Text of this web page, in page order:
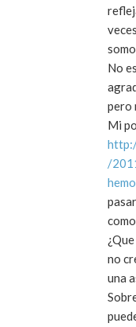
No
pero
Mi
/
no
una